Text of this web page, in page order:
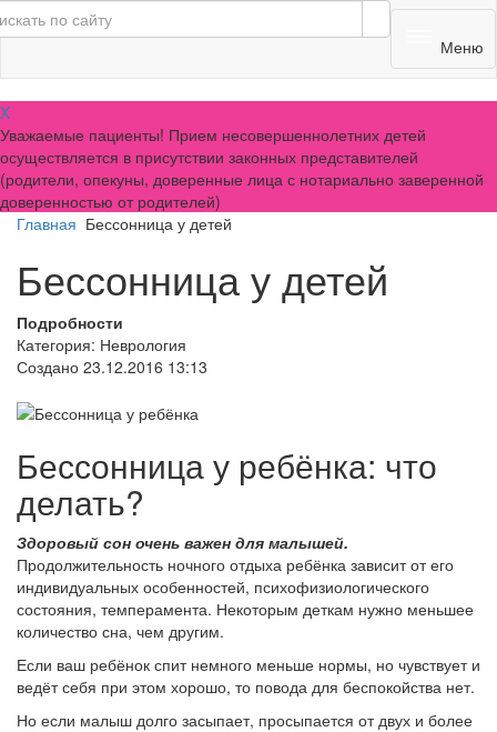
Меню
X
Уважаемые пациенты! Прием несовершеннолетних детей
осуществляется в присутствии законных представителей
(родители, опекуны, доверенные лица с нотариально заверенной
доверенностью от родителей)
Главная Бессонница у детей
Бессонница у детей
Подробности
Категория: Неврология
Создано 23.12.2016 13:13
Бессонница у ребёнка: что
делать?
Здоровый сон очень важен для малышей.
Продолжительность ночного отдыха ребёнка зависит от его
индивидуальных особенностей, психофизиологического
состояния, темперамента. Некоторым деткам нужно меньшее
количество сна, чем другим.
Если ваш ребёнок спит немного меньше нормы, но чувствует и
ведёт себя при этом хорошо, то повода для беспокойства нет.
Но если малыш долго засыпает, просыпается от двух и более